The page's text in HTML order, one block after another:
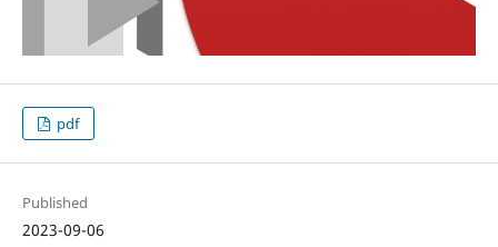
pdf
Published
2023-09-06